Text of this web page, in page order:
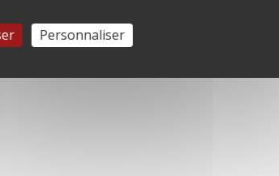
Personnaliser